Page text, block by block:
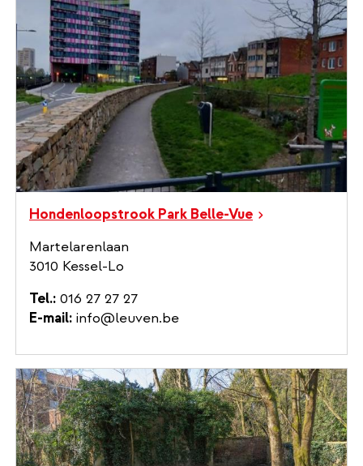
Hondenloopstrook Park Belle-Vue
Martelarenlaan
3010 Kessel-Lo
Tel. 016 27 27 27
E-mail info@leuven.be